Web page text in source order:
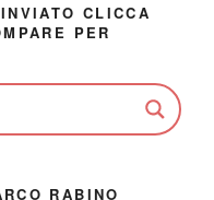
CLICCA
PER
RABINO